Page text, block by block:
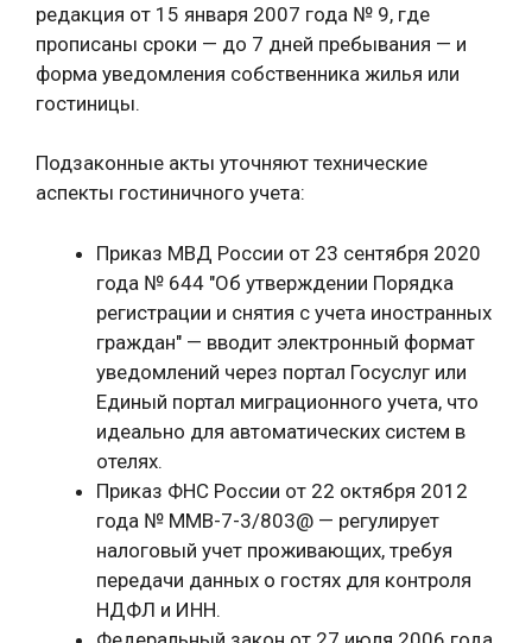
редакция от 15 января 2007 года № 9, где
прописаны сроки — до 7 дней пребывания — и
форма уведомления собственника жилья или
гостиницы.
Подзаконные акты уточняют технические
аспекты гостиничного учета:
Приказ МВД России от 23 сентября 2020
года № 644 "Об утверждении Порядка
регистрации и снятия с учета иностранных
граждан" — вводит электронный формат
уведомлений через портал Госуслуг или
Единый портал миграционного учета, что
идеально для автоматических систем в
отелях.
Приказ ФНС России от 22 октября 2012
года № ММВ-7-3/803@ — регулирует
налоговый учет проживающих, требуя
передачи данных о гостях для контроля
НДФЛ и ИНН.